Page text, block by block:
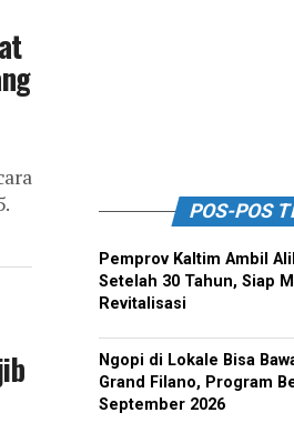
POS-POS
Pemprov Kaltim Ambil
Setelah 30 Tahun, Siap
Revitalisasi
Ngopi di Lokale Bisa
Grand Filano, Program
September 2026